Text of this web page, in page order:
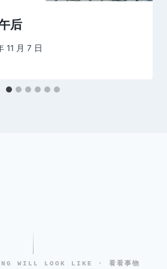
后
11 月 7 日
WILL LOOK LIKE · 看看事物